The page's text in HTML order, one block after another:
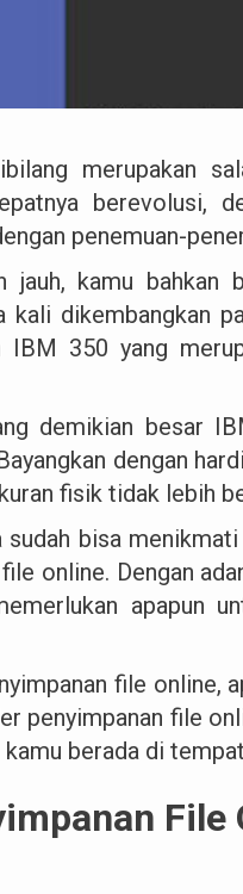
merupakan
berevolusi,
penemuan-
kamu bahkan
kali dikembangkan
IBM 350 yang
demikian besar
dengan
fisik tidak lebih
bisa
online. Dengan
apapun
file online,
penyimpanan file
berada di
File